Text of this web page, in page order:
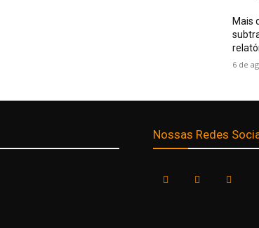
Mais
6 de
Nossas Redes